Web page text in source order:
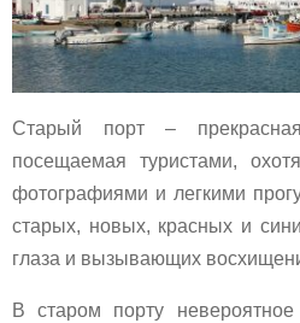
Старый порт –
посещаемая туристами,
фотографиями и легкими
старых, новых, красных и
глаза и вызывающих
В старом порту невероятное